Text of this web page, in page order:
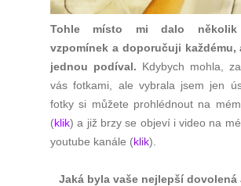
Tohle místo mi dalo několik
vzpomínek a doporučuji každému,
jednou podíval. Kdybych mohla,
vás fotkami, ale vybrala jsem jen
fotky si můžete prohlédnout na
(klik) a již brzy se objeví i video na
youtube kanále (klik).
Jaká byla vaše nejlepší dovolená